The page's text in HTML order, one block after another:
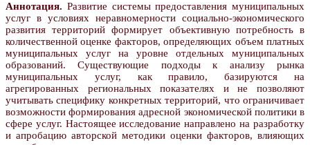
Аннотация. Развитие системы предоставления муниципальных
услуг в условиях неравномерности социально-экономического
развития территорий формирует объективную потребность в
количественной оценке факторов, определяющих объем платных
муниципальных услуг на уровне отдельных муниципальных
образований. Существующие подходы к анализу рынка
муниципальных услуг, как правило, базируются на
агрегированных региональных показателях и не позволяют
учитывать специфику конкретных территорий, что ограничивает
возможности формирования адресной экономической политики в
сфере услуг. Настоящее исследование направлено на разработку
и апробацию авторской методики оценки факторов, влияющих